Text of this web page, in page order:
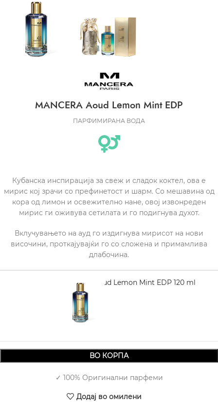
MANCERA Aoud Lemon Mint EDP
ПАРФИМИРАНА ВОДА
Кубанска инспирација за свеж и сладок коктел, ова е
мирис кој зрачи со префинетост и шарм. Со мешавина од
кора од лимон и освежително нане, овој извонреден
мирис ги оживува сетилата и го подигнува духот.
Вклучувањето на ауд го издигнува мирисот на нови
височини, проткајувајќи го со сложена и примамлива
длабочина.
MANCERA Aoud Lemon Mint EDP 120 ml
6.180,00
ВО КОРПА
✓ 100% Оригинални парфеми
Додај во омилени